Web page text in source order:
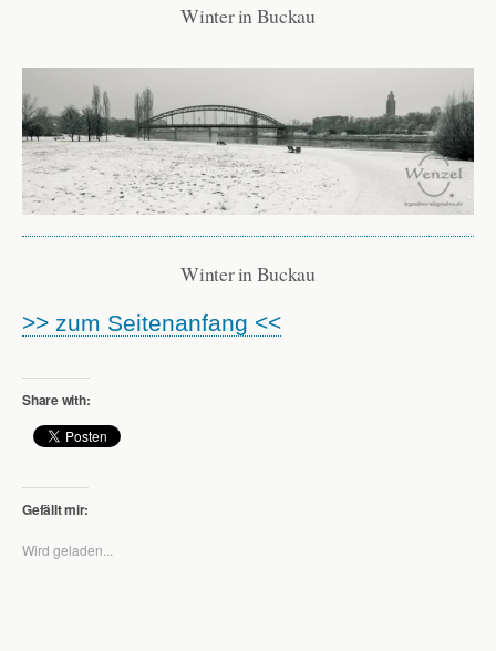
Winter in Buckau
Winter in Buckau
>> zum Seitenanfang <<
Share with:
Gefällt mir:
Wird geladen...